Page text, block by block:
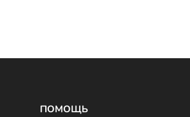
ПОМОЩЬ